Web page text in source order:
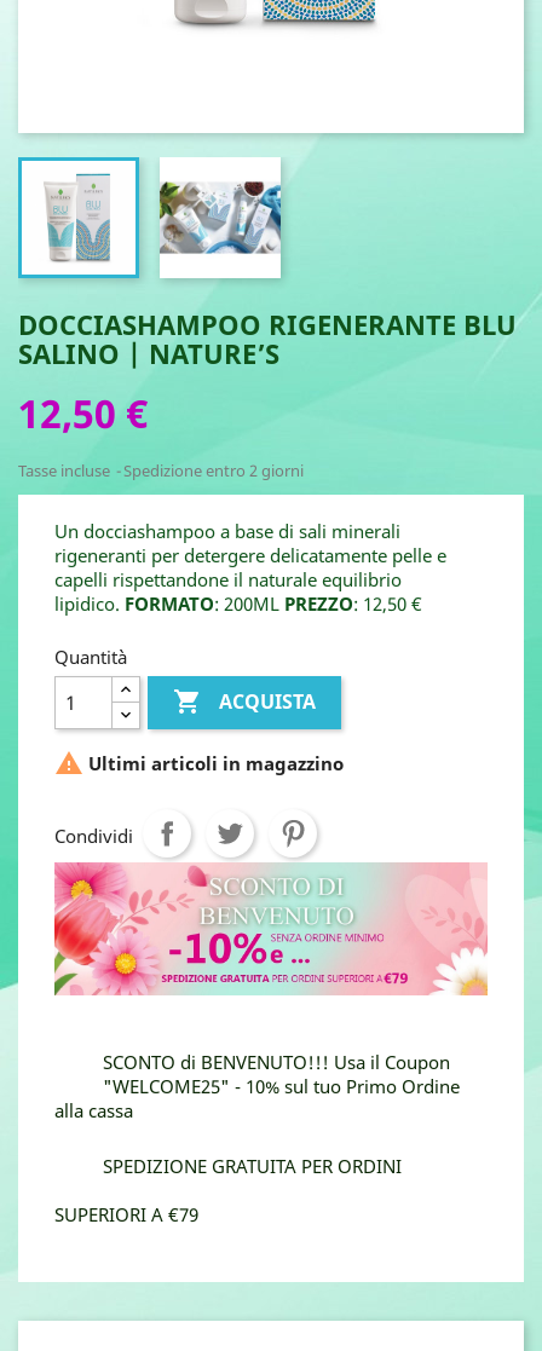
DOCCIASHAMPOO RIGENERANTE BLU
SALINO | NATURE’S
12,50 €
Tasse incluse Spedizione entro 2 giorni
Un docciashampoo a base di sali minerali
rigeneranti per detergere delicatamente pelle e
capelli rispettandone il naturale equilibrio
lipidico. FORMATO: 200ML PREZZO: 12,50 €
Quantità
 ACQUISTA
 Ultimi articoli in magazzino
Condividi
SCONTO di BENVENUTO!!! Usa il Coupon
"WELCOME25" - 10% sul tuo Primo Ordine
alla cassa
SPEDIZIONE GRATUITA PER ORDINI
SUPERIORI A €79